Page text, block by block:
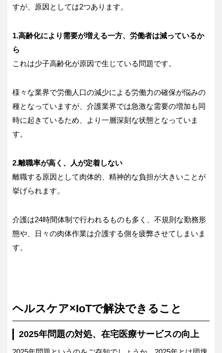
すが、原因としては2つあります。
1.高齢化により需要が増える一方、労働者は減っているか
ら
これは少子高齢化が原因で生じている問題です。
様々な業界で労働人口の減少による労働力の確保が悩みの
種となっていますが、介護業界では急激な需要の増加も同
時に起きているため、より一層深刻な状態となっていま
す。
2.離職率が高く、人が定着しない
離職する原因として肉体的、精神的な負担が大きいことが
挙げられます。
介護は24時間体制で行われるものも多く、不規則な勤務形
態や、日々の肉体作業は介護する側を疲弊させてしまいま
す。
ヘルスケア×IoTで解決できること
2025年問題の対処、在宅医療サービスの向上